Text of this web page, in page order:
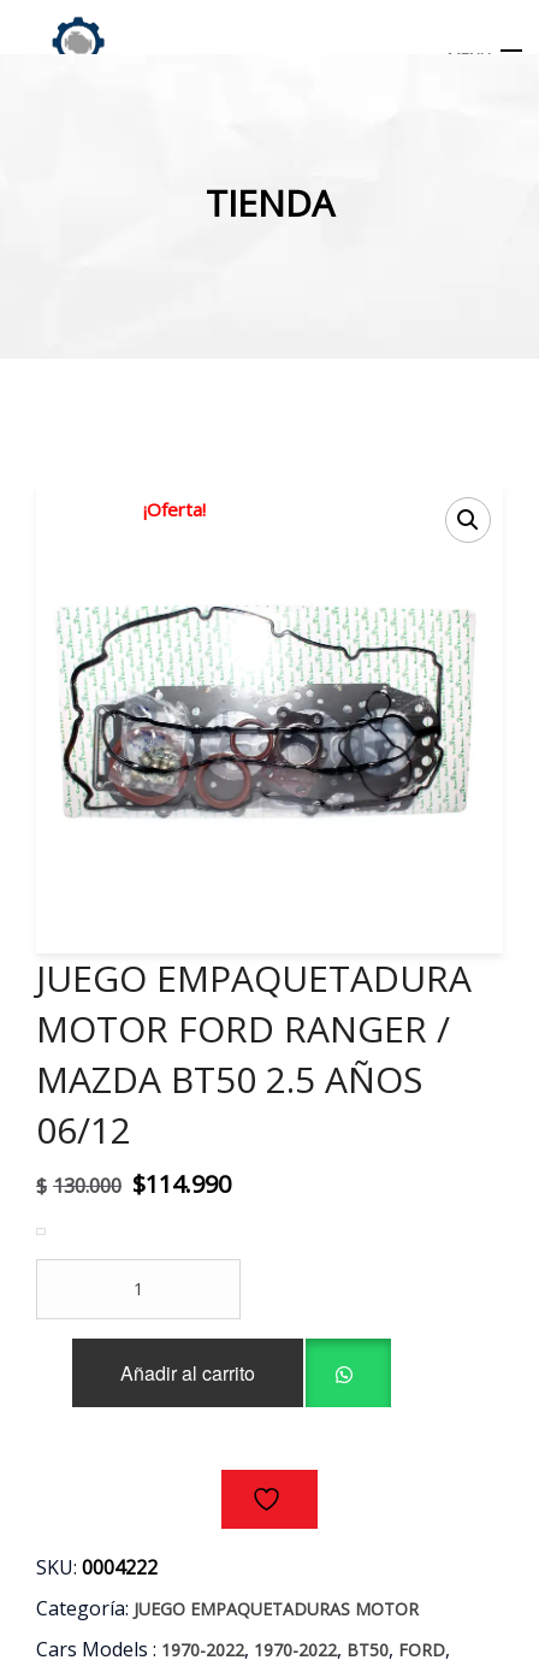
MENU
TIENDA
¡Oferta!
JUEGO EMPAQUETADURA
MOTOR FORD RANGER /
MAZDA BT50 2.5 AÑOS
06/12
$ 130.000 El
original
era:
$130.000.
$114.990El
actual
$114.990.
EMPAQUETADURA
MOTOR
FORD
Añadir al carrito
SKU: 0004222
Categoría: JUEGO EMPAQUETADURAS MOTOR
Cars Models : 1970-2022, 1970-2022, BT50, FORD,